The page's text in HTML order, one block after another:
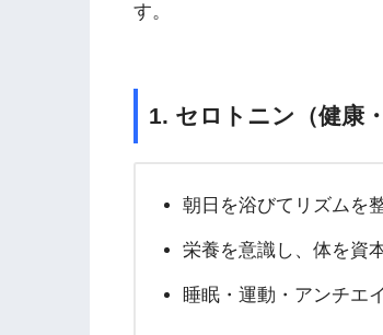
す。
1. セロトニン（健康
朝日を浴びてリズムを
栄養を意識し、体を資
睡眠・運動・アンチエ